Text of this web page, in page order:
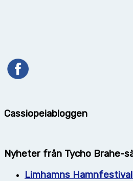
Cassiopeiabloggen
Nyheter från Tycho Brahe-
Limhamns